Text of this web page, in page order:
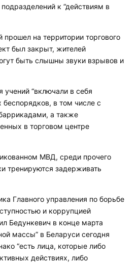
подразделений к “действиям в
прошел на территории торгового
был закрыт, жителей
быть слышны звуки взрывов и
учений “включали в себя
в том числе с
а также
в торговом центре
МВД, среди прочего
тренируются задерживать
Главного управления по борьбе
и коррупцией
Бедункевич в конце марта
массы” в Беларуси сегодня
“есть лица, которые либо
действиях, либо